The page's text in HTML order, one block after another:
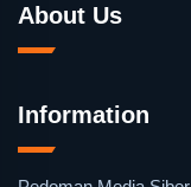
About Us
Information